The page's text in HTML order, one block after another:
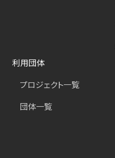
利用団体
プロジェクト一覧
団体一覧